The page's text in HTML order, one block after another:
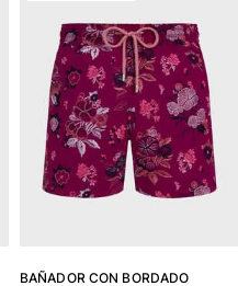
BAÑADOR CON BORDADO